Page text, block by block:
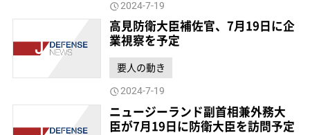
2024-7-19
高見防衛大臣補佐官、7月19日に企
業視察を予定
要人の動き
2024-7-19
ニュージーランド副首相兼外務大
臣が7月19日に防衛大臣を訪問予定